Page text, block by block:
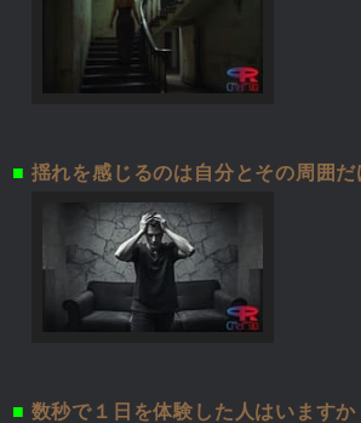
■ 揺れを感じるのは自分とその周囲
■ 数秒で１日を体験した人はいますか